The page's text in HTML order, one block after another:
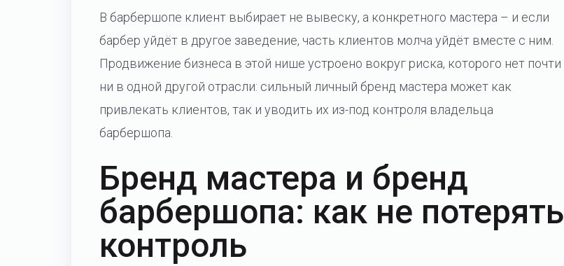
В барбершопе клиент выбирает не вывеску, а конкретного мастера – и если
барбер уйдёт в другое заведение, часть клиентов молча уйдёт вместе с ним.
Продвижение бизнеса в этой нише устроено вокруг риска, которого нет почти
ни в одной другой отрасли: сильный личный бренд мастера может как
привлекать клиентов, так и уводить их из-под контроля владельца
барбершопа.
Бренд мастера и бренд
барбершопа: как не потерять
контроль